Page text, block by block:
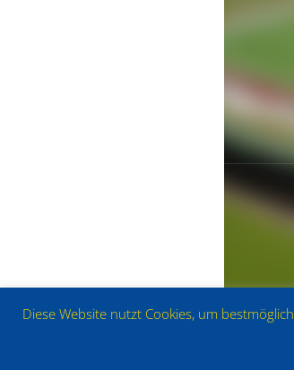
Diese Website nutzt Cookies, um